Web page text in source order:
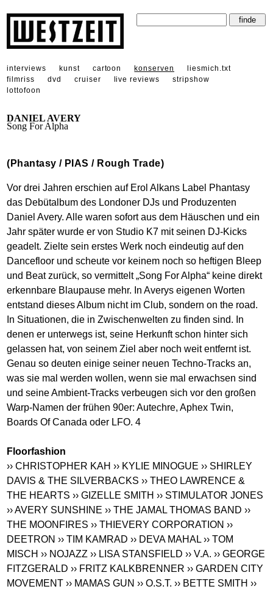
interviews kunst cartoon konserven
liesmich.txt
filmriss
dvd cruiser live reviews
stripshow
lottofoon
DANIEL AVERY
Song For Alpha
(Phantasy / PIAS / Rough Trade)
Vor drei Jahren erschien auf Erol Alkans Label Phantasy
das Debütalbum des Londoner DJs und Produzenten
Daniel Avery. Alle waren sofort aus dem Häuschen und ein
Jahr später wurde er von Studio K7 mit seinen DJ-Kicks
geadelt. Zielte sein erstes Werk noch eindeutig auf den
Dancefloor und scheute vor keinem noch so heftigen Bleep
und Beat zurück, so vermittelt „Song For Alpha“ keine direkt
erkennbare Blaupause mehr. In Averys eigenen Worten
entstand dieses Album nicht im Club, sondern on the road.
In Situationen, die in Zwischenwelten zu finden sind. In
denen er unterwegs ist, seine Herkunft schon hinter sich
gelassen hat, von seinem Ziel aber noch weit entfernt ist.
Genau so deuten einige seiner neuen Techno-Tracks an,
was sie mal werden wollen, wenn sie mal erwachsen sind
und seine Ambient-Tracks verbeugen sich vor den großen
Warp-Namen der frühen 90er: Autechre, Aphex Twin,
Boards Of Canada oder LFO. 4
Floorfashion
›› CHRISTOPHER KAH ›› KYLIE MINOGUE ›› SHIRLEY
DAVIS & THE SILVERBACKS ›› THEO LAWRENCE &
THE HEARTS ›› GIZELLE SMITH ›› STIMULATOR JONES
›› AVERY SUNSHINE ›› THE JAMAL THOMAS BAND ››
THE MOONFIRES ›› THIEVERY CORPORATION ››
DEETRON ›› TIM KAMRAD ›› DEVA MAHAL ›› TOM
MISCH ›› NOJAZZ ›› LISA STANSFIELD ›› V.A. ›› GEORGE
FITZGERALD ›› FRITZ KALKBRENNER ›› GARDEN CITY
MOVEMENT ›› MAMAS GUN ›› O.S.T. ›› BETTE SMITH ››